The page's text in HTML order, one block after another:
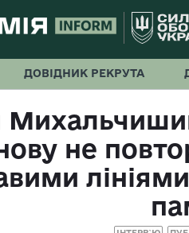
ДОВІДНИК РЕКРУТА
не